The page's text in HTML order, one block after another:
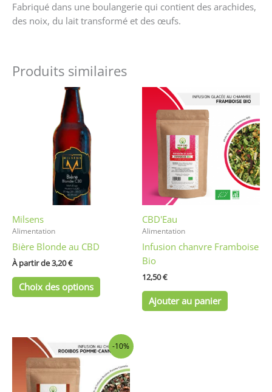
Fabriqué dans une boulangerie qui contient des arachides,
des noix, du lait transformé et des œufs.
Produits similaires
Milsens
Alimentation
Bière Blonde au CBD
À partir de 3,20€
Choix des options
du
CBD'Eau
Alimentation
Infusion chanvre Framboise
Bio
12,50€
Ajouter au panier
-10%
Le
prix
12,90 €.
prix
actuel
est :
11,60 €.